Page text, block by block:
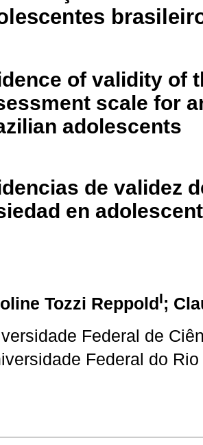
of validity of
scale for
adolescents
de validez
en
Tozzi ReppoldI;
Federal de
Federal do